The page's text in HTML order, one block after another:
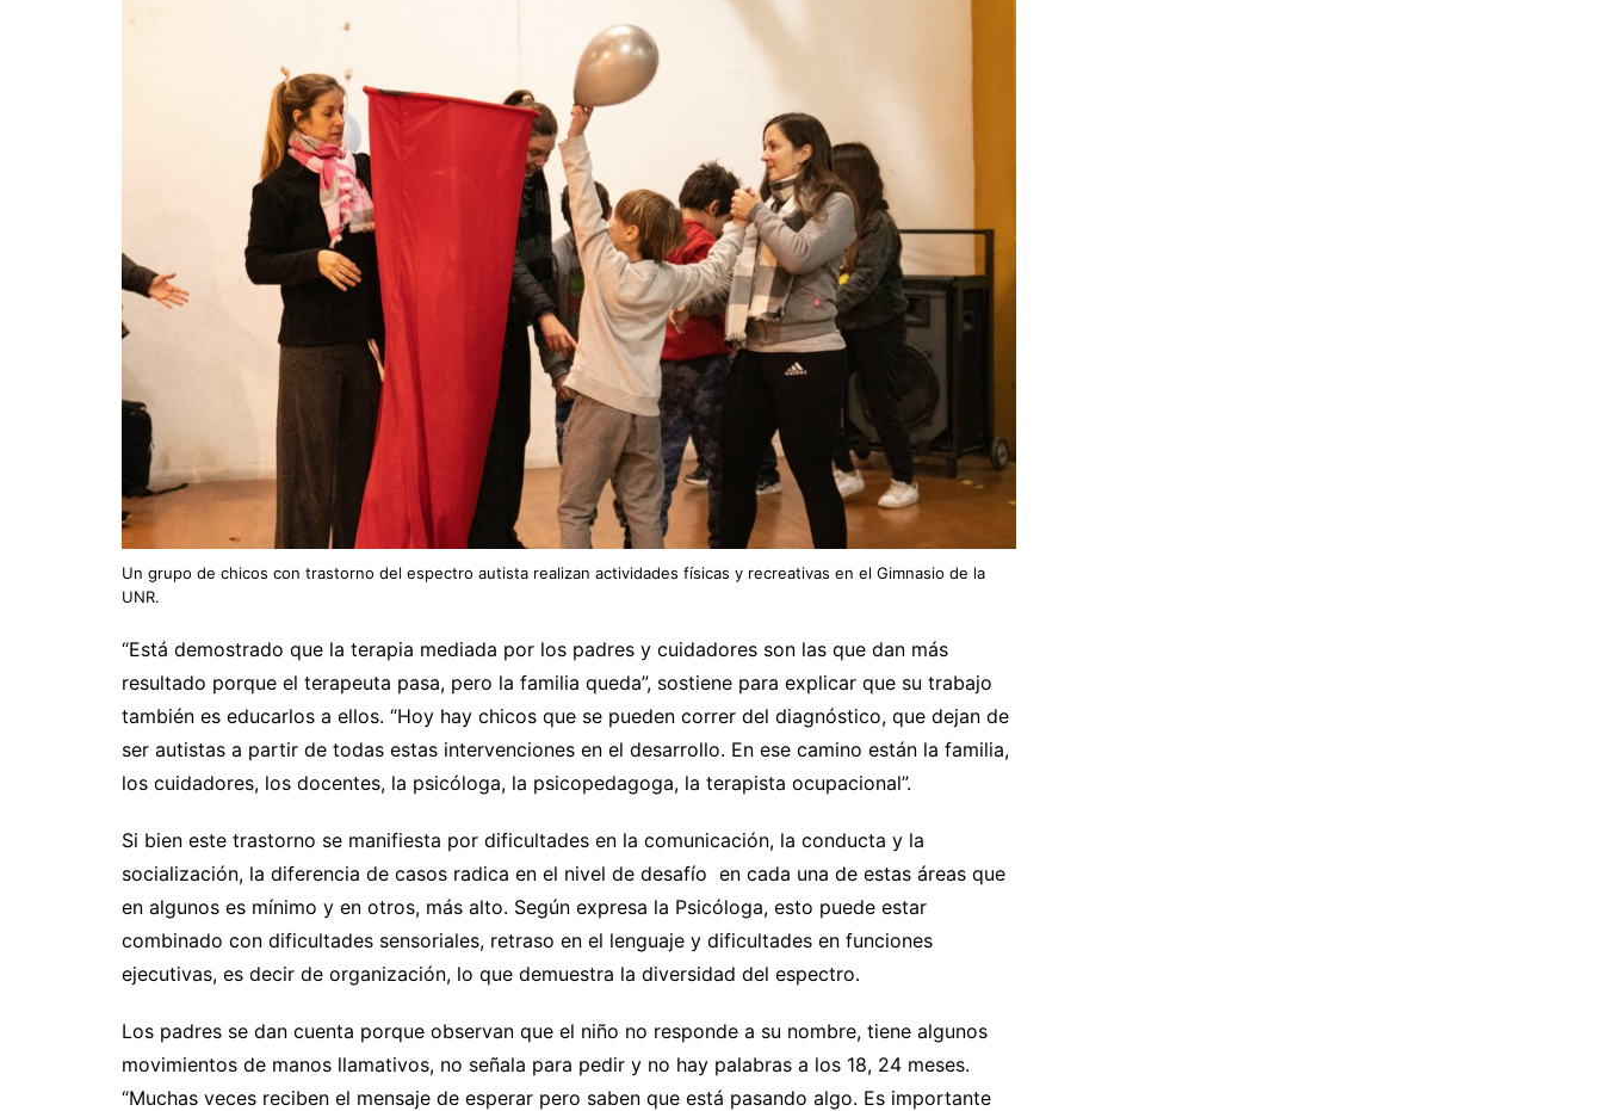
Un grupo de chicos con trastorno del espectro autista realizan actividades físicas y recreativas en el Gimnasio de la
UNR.
“Está demostrado que la terapia mediada por los padres y cuidadores son las que dan más
resultado porque el terapeuta pasa, pero la familia queda”, sostiene para explicar que su trabajo
también es educarlos a ellos. “Hoy hay chicos que se pueden correr del diagnóstico, que dejan de
ser autistas a partir de todas estas intervenciones en el desarrollo. En ese camino están la familia,
los cuidadores, los docentes, la psicóloga, la psicopedagoga, la terapista ocupacional”.
Si bien este trastorno se manifiesta por dificultades en la comunicación, la conducta y la
socialización, la diferencia de casos radica en el nivel de desafío en cada una de estas áreas que
en algunos es mínimo y en otros, más alto. Según expresa la Psicóloga, esto puede estar
combinado con dificultades sensoriales, retraso en el lenguaje y dificultades en funciones
ejecutivas, es decir de organización, lo que demuestra la diversidad del espectro.
Los padres se dan cuenta porque observan que el niño no responde a su nombre, tiene algunos
movimientos de manos llamativos, no señala para pedir y no hay palabras a los 18, 24 meses.
“Muchas veces reciben el mensaje de esperar pero saben que está pasando algo. Es importante